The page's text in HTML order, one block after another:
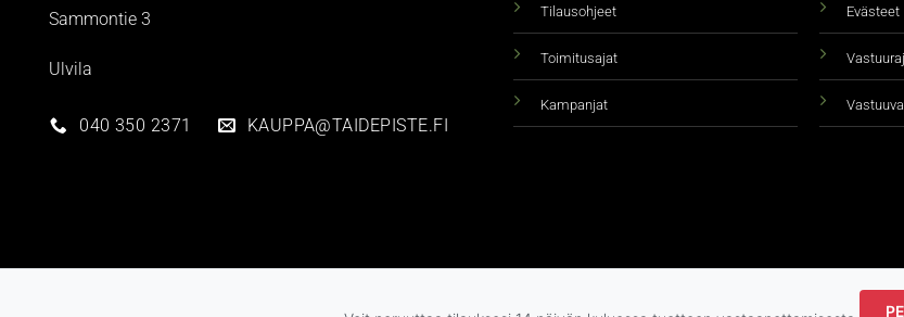
Sammontie 3
Ulvila
040 350 2371 KAUPPA@TAIDEPISTE.FI
Tilausohjeet
Toimitusajat
Kampanjat
Evästeet
Copyright 2026 ©taidepiste.fi